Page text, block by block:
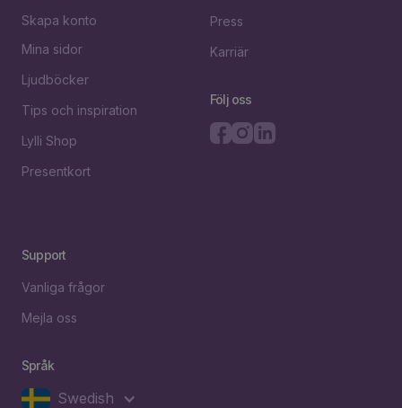
Skapa konto
Mina sidor
Ljudböcker
Tips och inspiration
Lylli Shop
Presentkort
Press
Karriär
Följ oss
Support
Vanliga frågor
Mejla oss
Språk
Swedish